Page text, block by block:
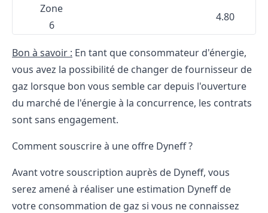
Zone
6
4.80
Bon à savoir : En tant que consommateur d'énergie,
vous avez la possibilité de changer de fournisseur de
gaz lorsque bon vous semble car depuis l'ouverture
du marché de l'énergie à la concurrence, les contrats
sont sans engagement.
Comment souscrire à une offre Dyneff ?
Avant votre souscription auprès de Dyneff, vous
serez amené à réaliser une estimation Dyneff de
votre consommation de gaz si vous ne connaissez